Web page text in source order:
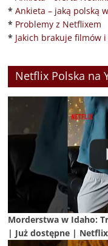
* Ankieta – jaką polską
* Problemy z Netflixem
* Jakich brakuje filmów
Netflix Polska na
Morderstwa w Idaho:
| Już dostępne | Netflix